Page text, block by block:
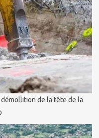
démollition de la tête de la